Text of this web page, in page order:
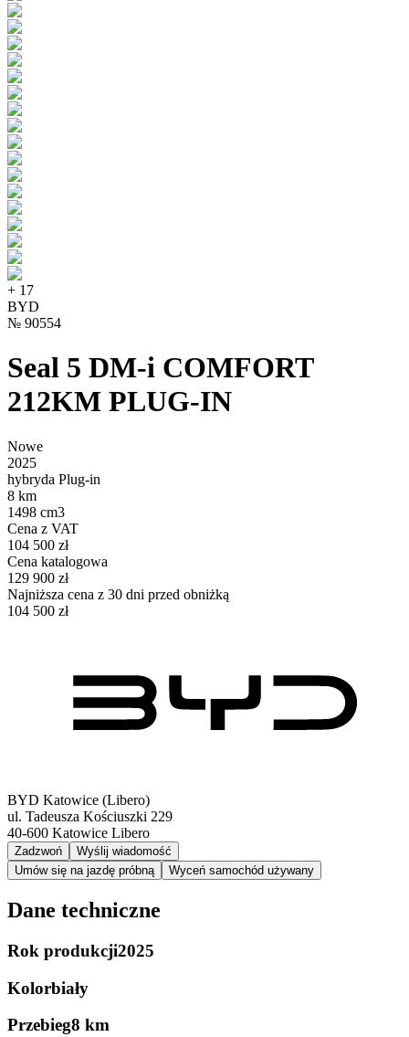
+ 17
BYD
№ 90554
Seal 5 DM-i COMFORT
212KM PLUG-IN
Nowe
2025
hybryda Plug-in
8 km
1498 cm3
Cena z VAT
104 500 zł
Cena katalogowa
129 900 zł
Najniższa cena z 30 dni przed obniżką
104 500 zł
BYD Katowice (Libero)
ul. Tadeusza Kościuszki 229
40-600 Katowice Libero
Zadzwoń
Wyślij wiadomość
Umów się na jazdę próbną
Wyceń samochód używany
Dane techniczne
Rok produkcji2025
Kolorbiały
Przebieg8 km